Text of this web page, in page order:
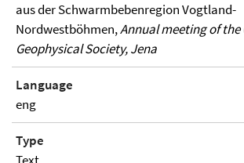
aus der Schwarmbebenregion Vogtland-
Nordwestböhmen,Annual meeting of the
Geophysical Society, Jena
Language
eng
Type